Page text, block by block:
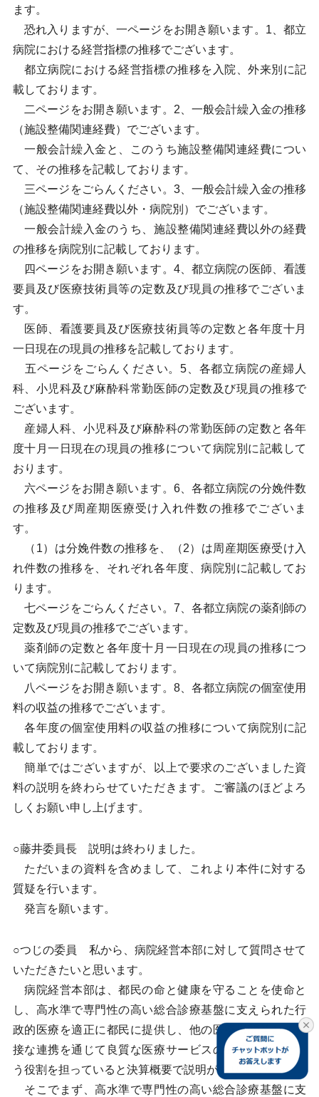
ます。
恐れ入りますが、一ページをお開き願います。1、都立
病院における経営指標の推移でございます。
都立病院における経営指標の推移を入院、外来別に記
載しております。
二ページをお開き願います。2、一般会計繰入金の推移
（施設整備関連経費）でございます。
一般会計繰入金と、このうち施設整備関連経費につい
て、その推移を記載しております。
三ページをごらんください。3、一般会計繰入金の推移
（施設整備関連経費以外・病院別）でございます。
一般会計繰入金のうち、施設整備関連経費以外の経費
の推移を病院別に記載しております。
四ページをお開き願います。4、都立病院の医師、看護
要員及び医療技術員等の定数及び現員の推移でございま
す。
医師、看護要員及び医療技術員等の定数と各年度十月
一日現在の現員の推移を記載しております。
五ページをごらんください。5、各都立病院の産婦人
科、小児科及び麻酔科常勤医師の定数及び現員の推移で
ございます。
産婦人科、小児科及び麻酔科の常勤医師の定数と各年
度十月一日現在の現員の推移について病院別に記載して
おります。
六ページをお開き願います。6、各都立病院の分娩件数
の推移及び周産期医療受け入れ件数の推移でございま
す。
（1）は分娩件数の推移を、（2）は周産期医療受け入
れ件数の推移を、それぞれ各年度、病院別に記載してお
ります。
七ページをごらんください。7、各都立病院の薬剤師の
定数及び現員の推移でございます。
薬剤師の定数と各年度十月一日現在の現員の推移につ
いて病院別に記載しております。
八ページをお開き願います。8、各都立病院の個室使用
料の収益の推移でございます。
各年度の個室使用料の収益の推移について病院別に記
載しております。
簡単ではございますが、以上で要求のございました資
料の説明を終わらせていただきます。ご審議のほどよろ
しくお願い申し上げます。
○藤井委員長 説明は終わりました。
ただいまの資料を含めまして、これより本件に対する
質疑を行います。
発言を願います。
○つじの委員 私から、病院経営本部に対して質問させて
いただきたいと思います。
病院経営本部は、都民の命と健康を守ることを使命と
し、高水準で専門性の高い総合診療基盤に支えられた行
政的医療を適正に都民に提供し、他の医療機関等との密
接な連携を通じて良質な医療サービスの確保を図るとい
う役割を担っていると決算概要で説明がありました。
そこでまず、高水準で専門性の高い総合診療基盤に支